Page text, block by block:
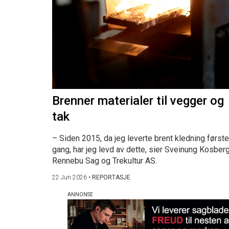
Brenner materialer til vegger og
tak
– Siden 2015, da jeg leverte brent kledning første
gang, har jeg levd av dette, sier Sveinung
Rennebu Sag og Trekultur AS.
22 Jun 2026 • REPORTASJE